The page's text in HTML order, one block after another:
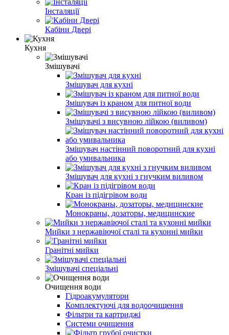
Інсталяції
Кабіни Двері
Кухня
Змішувачі
Змішувач для кухні
Змішувач із краном для питної води
Змішувачі з висувною лійкою (виливом)
Змішувач настінний поворотний для кухні
або умивальника
Змішувач для кухні з гнучким виливом
Кран із підігрівом води
Монокраны, дозаторы, медицинские
Мийки з нержавіючої сталі та кухонні мийки
Гранітні мийки
Змішувачі спеціальні
Очищення води
Гідроакумулятори
Комплектуючі для водоочищення
Фільтри та картриджі
Системи очищення